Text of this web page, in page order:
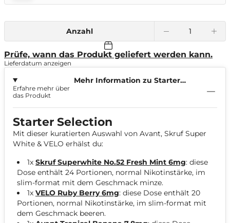
Anzahl
Prüfe, wann das Produkt geliefert werden kann.
Lieferdatum anzeigen
Mehr Information zu Starter
Erfahre mehr über
das Produkt
Starter Selection
Mit dieser kuratierten Auswahl von Avant, Skruf Super
White & VELO erhälst du:
1x Skruf Superwhite No.52 Fresh Mint 6mg: diese
Dose enthält 24 Portionen, normal Nikotinstärke, im
slim-format mit dem Geschmack minze.
1x VELO Ruby Berry 6mg: diese Dose enthält 20
Portionen, normal Nikotinstärke, im slim-format mit
dem Geschmack beeren.